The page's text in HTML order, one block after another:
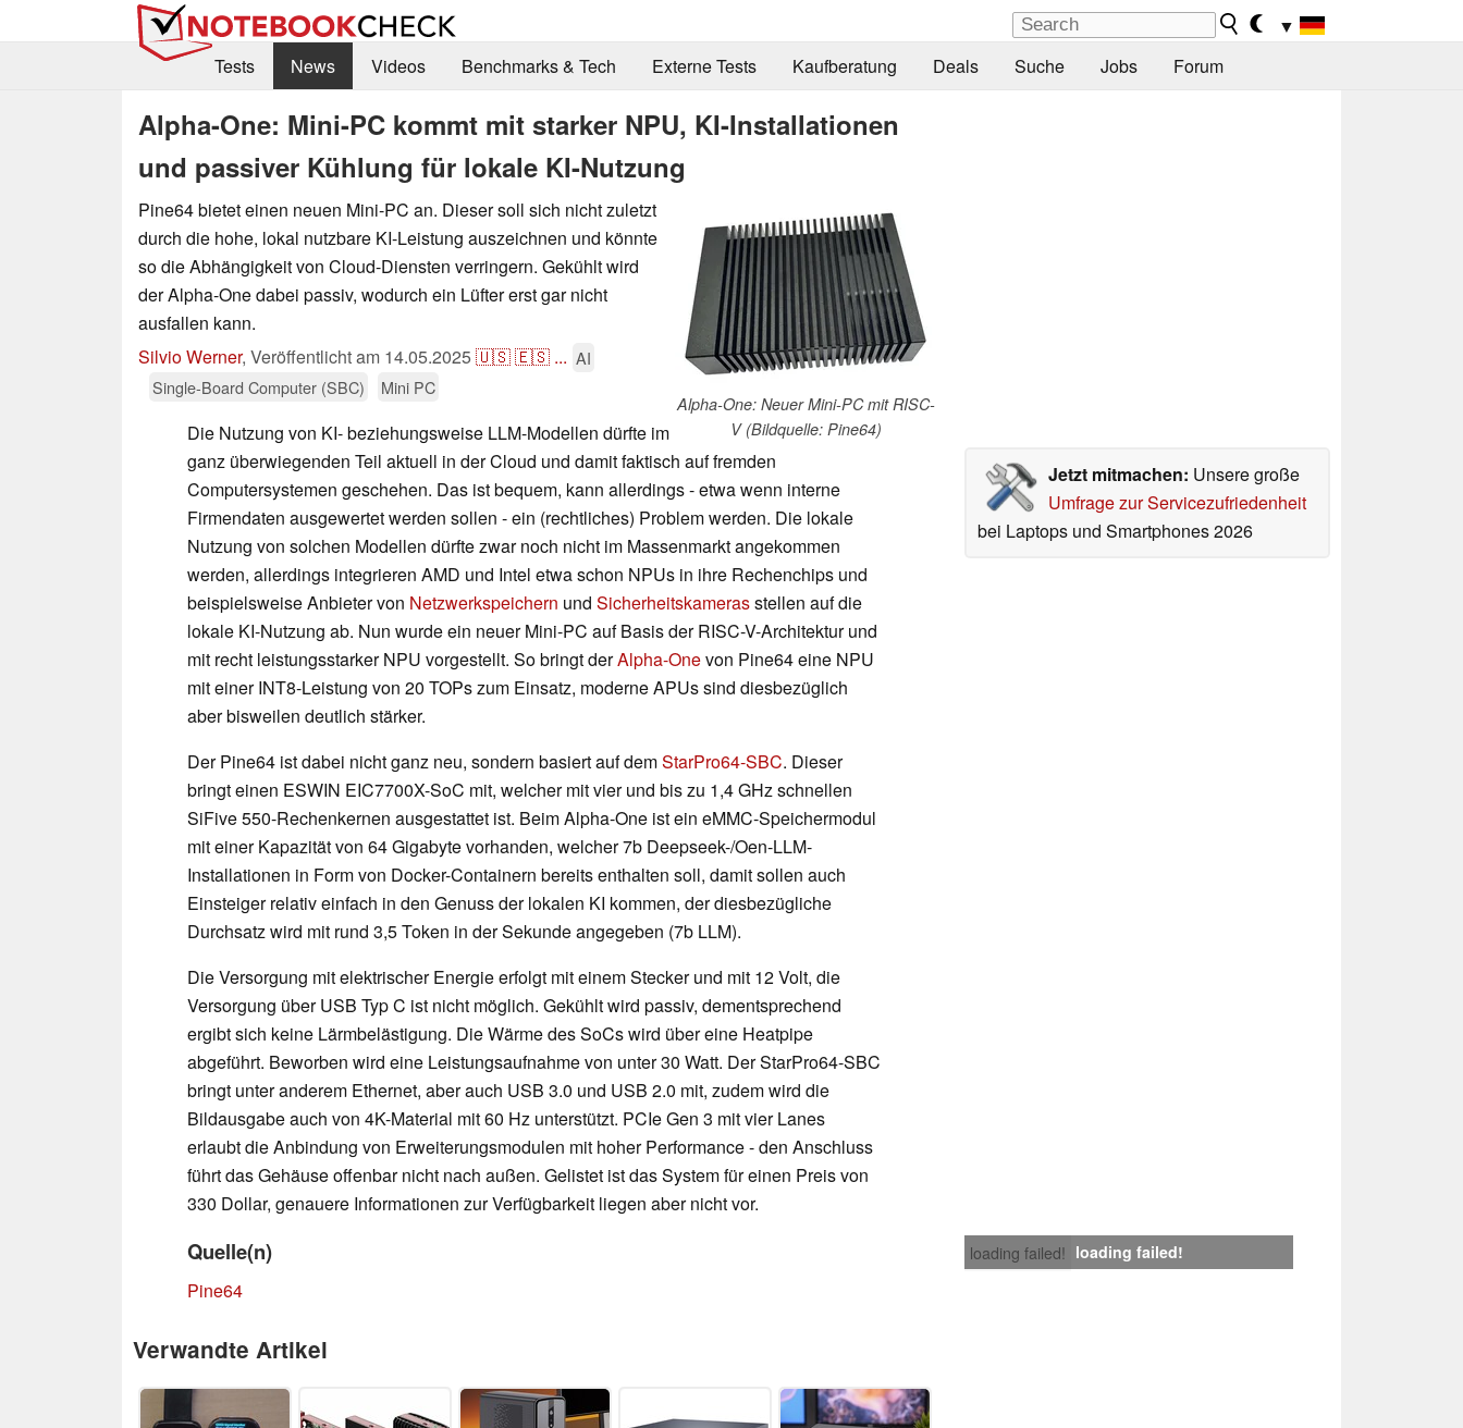
▼
Tests
News Videos Benchmarks & Tech Externe Tests Kaufberatung Deals Suche Jobs Forum
Alpha-One: Mini-PC kommt mit starker NPU, KI-Installationen
und passiver Kühlung für lokale KI-Nutzung
Alpha-One: Neuer Mini-PC mit RISC-
V (Bildquelle: Pine64)
Pine64 bietet einen neuen Mini-PC an. Dieser soll sich nicht zuletzt
durch die hohe, lokal nutzbare KI-Leistung auszeichnen und könnte
so die Abhängigkeit von Cloud-Diensten verringern. Gekühlt wird
der Alpha-One dabei passiv, wodurch ein Lüfter erst gar nicht
ausfallen kann.
Silvio Werner, Veröffentlicht am 14.05.2025🇺🇸🇪🇸 ... AI
Single-Board Computer (SBC)
Mini PC
Jetzt mitmachen: Unsere große
Umfrage zur Servicezufriedenheit
bei Laptops und Smartphones 2026
Die Nutzung von KI- beziehungsweise LLM-Modellen dürfte im
ganz überwiegenden Teil aktuell in der Cloud und damit faktisch auf fremden
Computersystemen geschehen. Das ist bequem, kann allerdings - etwa wenn interne
Firmendaten ausgewertet werden sollen - ein (rechtliches) Problem werden. Die lokale
Nutzung von solchen Modellen dürfte zwar noch nicht im Massenmarkt angekommen
werden, allerdings integrieren AMD und Intel etwa schon NPUs in ihre Rechenchips und
beispielsweise Anbieter von Netzwerkspeichern und Sicherheitskamerasstellen auf die
lokale KI-Nutzung ab. Nun wurde ein neuer Mini-PC auf Basis der RISC-V-Architektur und
mit recht leistungsstarker NPU vorgestellt. So bringt derAlpha-Onevon Pine64 eine NPU
mit einer INT8-Leistung von 20 TOPs zum Einsatz, moderne APUs sind diesbezüglich
aber bisweilen deutlich stärker.
Der Pine64 ist dabei nicht ganz neu, sondern basiert auf demStarPro64-SBC. Dieser
bringt einen ESWIN EIC7700X-SoC mit, welcher mit vier und bis zu 1,4 GHz schnellen
SiFive 550-Rechenkernen ausgestattet ist. Beim Alpha-One ist ein eMMC-Speichermodul
mit einer Kapazität von 64 Gigabyte vorhanden, welcher 7b Deepseek-/Oen-LLM-
Installationen in Form von Docker-Containern bereits enthalten soll, damit sollen auch
Einsteiger relativ einfach in den Genuss der lokalen KI kommen, der diesbezügliche
Durchsatz wird mit rund 3,5 Token in der Sekunde angegeben (7b LLM).
Die Versorgung mit elektrischer Energie erfolgt mit einem Stecker und mit 12 Volt, die
Versorgung über USB Typ C ist nicht möglich. Gekühlt wird passiv, dementsprechend
ergibt sich keine Lärmbelästigung. Die Wärme des SoCs wird über eine Heatpipe
abgeführt. Beworben wird eine Leistungsaufnahme von unter 30 Watt. Der StarPro64-SBC
bringt unter anderem Ethernet, aber auch USB 3.0 und USB 2.0 mit, zudem wird die
Bildausgabe auch von 4K-Material mit 60 Hz unterstützt. PCIe Gen 3 mit vier Lanes
erlaubt die Anbindung von Erweiterungsmodulen mit hoher Performance - den Anschluss
führt das Gehäuse offenbar nicht nach außen. Gelistet ist das System für einen Preis von
330 Dollar, genauere Informationen zur Verfügbarkeit liegen aber nicht vor.
loading failed! loading failed!
Quelle(n)
Pine64
Verwandte Artikel